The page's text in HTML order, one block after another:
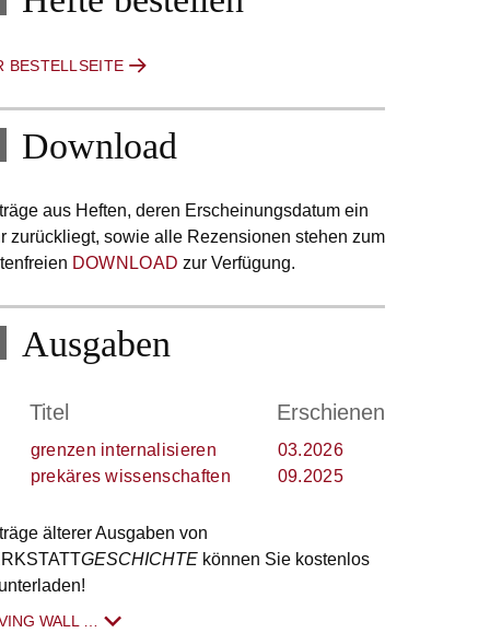
BESTELLSEITE
Download
aus Heften, deren Erscheinungsdatum ein
zurückliegt, sowie alle Rezensionen stehen zum
DOWNLOAD zur Verfügung.
Ausgaben
Titel Erschienen
grenzen internalisieren
03.2026
prekäres wissenschaften 09.2025
älterer Ausgaben von
GESCHICHTEkönnen Sie kostenlos
WALL …